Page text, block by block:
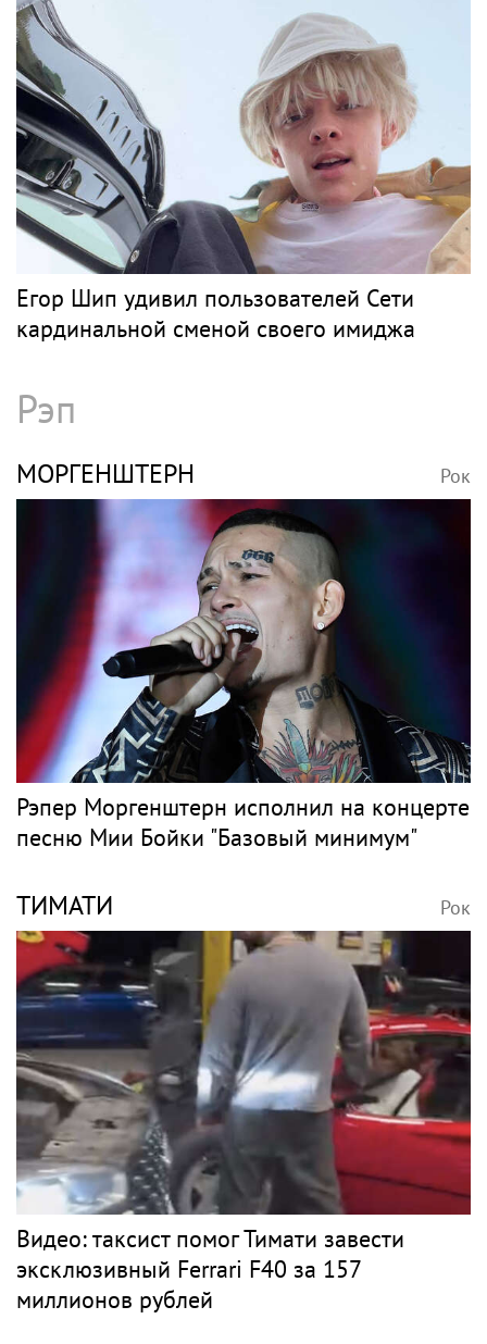
Егор Шип удивил пользователей Сети
кардинальной сменой своего имиджа
Рэп
МОРГЕНШТЕРН Рок
Рэпер Моргенштерн исполнил на концерте
песню Мии Бойки "Базовый минимум"
ТИМАТИ Рок
Видео: таксист помог Тимати завести
эксклюзивный Ferrari F40 за 157
миллионов рублей